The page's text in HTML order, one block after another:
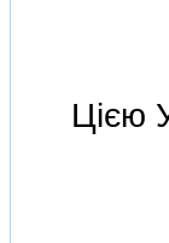
Цiєю